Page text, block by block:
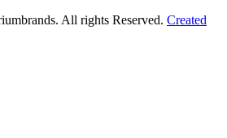
All rights Reserved. Created